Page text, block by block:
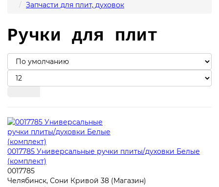
Запчасти для плит, духовок
Ручки для плит
0017785 Универсальные ручки плиты/духовки Белые
(комплект)
0017785
Челябинск, Сони Кривой 38 (Магазин)